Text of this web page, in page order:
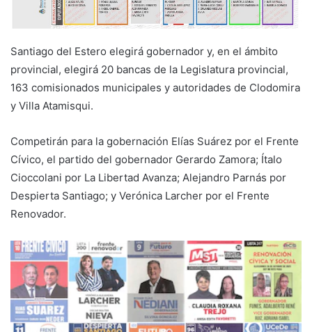
Santiago del Estero elegirá gobernador y, en el ámbito
provincial, elegirá 20 bancas de la Legislatura provincial,
163 comisionados municipales y autoridades de Clodomira
y Villa Atamisqui.
Competirán para la gobernación Elías Suárez por el Frente
Cívico, el partido del gobernador Gerardo Zamora; Ítalo
Cioccolani por La Libertad Avanza; Alejandro Parnás por
Despierta Santiago; y Verónica Larcher por el Frente
Renovador.